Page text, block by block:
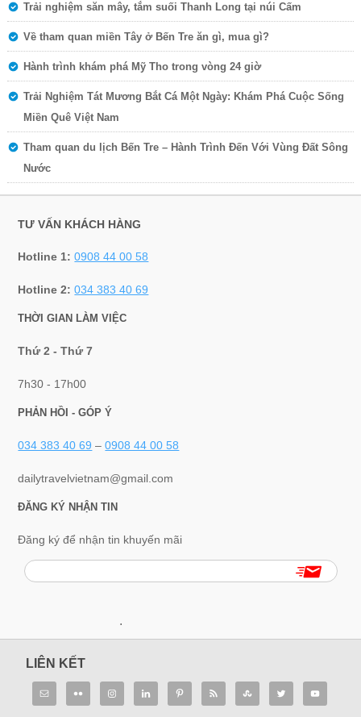
Trải nghiệm săn mây, tắm suối Thanh Long tại núi Cấm
Về tham quan miền Tây ở Bến Tre ăn gì, mua gì?
Hành trình khám phá Mỹ Tho trong vòng 24 giờ
Trải Nghiệm Tát Mương Bắt Cá Một Ngày: Khám Phá Cuộc Sống
Miền Quê Việt Nam
Tham quan du lịch Bến Tre – Hành Trình Đến Với Vùng Đất Sông
Nước
TƯ VẤN KHÁCH HÀNG
Hotline 1:0908 44 00 58
Hotline 2:034 383 40 69
THỜI GIAN LÀM VIỆC
Thứ 2 - Thứ 7
7h30 - 17h00
PHẢN HỒI - GÓP Ý
034 383 40 69 –0908 44 00 58
dailytravelvietnam@gmail.com
ĐĂNG KÝ NHẬN TIN
Đăng ký để nhận tin khuyến mãi
.
LIÊN KẾT